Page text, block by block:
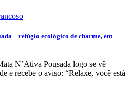
– refúgio ecológico de charme, em
N’Ativa Pousada logo se vê
e recebe o aviso: “Relaxe, você está